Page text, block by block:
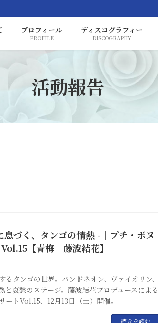
プロフィール
PROFILE
ディスコグラフィー
DISCOGRAPHY
活動報告
づく、タンゴの情熱 -｜プチ・ボヌ
【青梅｜藤波結花】
るタンゴの世界。バンドネオン、ヴァイオリン、
と哀愁のステージ。藤波結花プロデュースによる
ートVol.15、12月13日（土）開催。